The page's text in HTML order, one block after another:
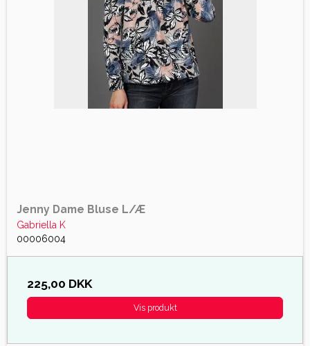
Jenny Dame Bluse L/Æ
Gabriella K
00006004
225,00 DKK
Vis produkt